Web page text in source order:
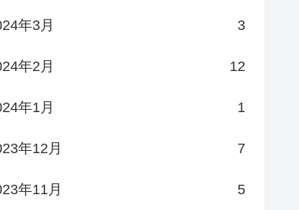
年3月 3
年2月 12
年1月 1
年12月 7
年11月 5